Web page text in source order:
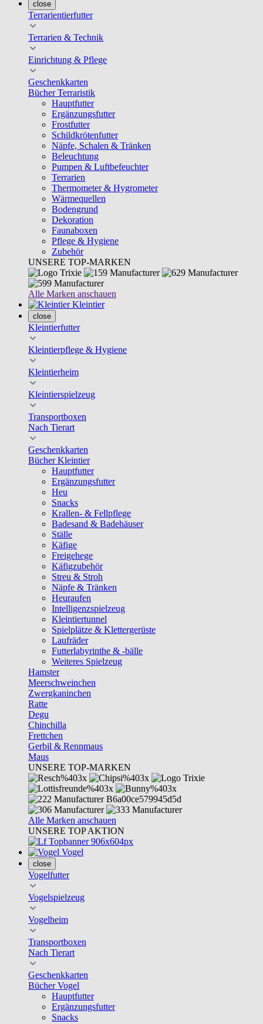
close
Terrarientierfutter
Terrarien & Technik
Einrichtung & Pflege
Geschenkkarten
Bücher Terraristik
Hauptfutter
Ergänzungsfutter
Frostfutter
Schildkrötenfutter
Näpfe, Schalen & Tränken
Beleuchtung
Pumpen & Luftbefeuchter
Terrarien
Thermometer & Hygrometer
Wärmequellen
Bodengrund
Dekoration
Faunaboxen
Pflege & Hygiene
Zubehör
UNSERE TOP-MARKEN
Alle Marken anschauen
Kleintier
close
Kleintierfutter
Kleintierpflege & Hygiene
Kleintierheim
Kleintierspielzeug
Transportboxen
Nach Tierart
Geschenkkarten
Bücher Kleintier
Hauptfutter
Ergänzungsfutter
Heu
Snacks
Krallen- & Fellpflege
Badesand & Badehäuser
Ställe
Käfige
Freigehege
Käfigzubehör
Streu & Stroh
Näpfe & Tränken
Heuraufen
Intelligenzspielzeug
Kleintiertunnel
Spielplätze & Klettergerüste
Laufräder
Futterlabyrinthe & -bälle
Weiteres Spielzeug
Hamster
Meerschweinchen
Zwergkaninchen
Ratte
Degu
Chinchilla
Frettchen
Gerbil & Rennmaus
Maus
UNSERE TOP-MARKEN
Alle Marken anschauen
UNSERE TOP AKTION
Vogel
close
Vogelfutter
Vogelspielzeug
Vogelheim
Transportboxen
Nach Tierart
Geschenkkarten
Bücher Vogel
Hauptfutter
Ergänzungsfutter
Snacks